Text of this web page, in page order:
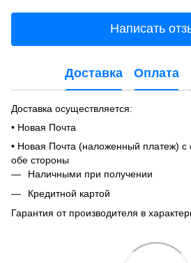
Написать
Доставка Оплата
Доставка осуществляется:
• Новая Почта
• Новая Почта (наложенный платеж) с
обе стороны
Наличными при получении
Кредитной картой
Гарантия от производителя в